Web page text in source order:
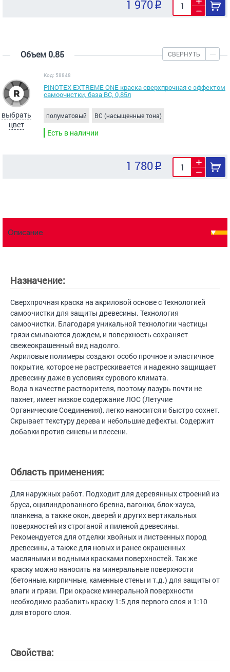
1 970
Объем 0.85 СВЕРНУТЬ
выбрать
цвет
Код: 58848
PINOTEX EXTREME ONE краска сверхпрочная с эффектом
самоочистки, база BC, 0,85л
полуматовый BC (насыщенные тона)
Есть в наличии
1 780
Описание
Назначение:
Сверхпрочная краска на акриловой основе с Технологией
самоочистки для защиты древесины. Технология
самоочистки. Благодаря уникальной технологии частицы
грязи смываются дождем, и поверхность сохраняет
свежеокрашенный вид надолго.
Акриловые полимеры создают особо прочное и эластичное
покрытие, которое не растрескивается и надежно защищает
древесину даже в условиях сурового климата.
Вода в качестве растворителя, поэтому лазурь почти не
пахнет, имеет низкое содержание ЛОС (Летучие
Органические Соединения), легко наносится и быстро сохнет.
Скрывает текстуру дерева и небольшие дефекты. Содержит
добавки против синевы и плесени.
Область применения:
Для наружных работ. Подходит для деревянных строений из
бруса, оцилиндрованного бревна, вагонки, блок-хауса,
планкена, а также окон, дверей и других вертикальных
поверхностей из строганой и пиленой древесины.
Рекомендуется для отделки хвойных и лиственных пород
древесины, а также для новых и ранее окрашенных
масляными и водными красками поверхностей. Так же
краску можно наносить на минеральные поверхности
(бетонные, кирпичные, каменные стены и т.д.) для защиты от
влаги и грязи. При окраске минеральной поверхности
необходимо разбавить краску 1:5 для первого слоя и 1:10
для второго слоя.
Свойства: